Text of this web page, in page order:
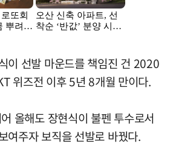
이 선발 마운드를 책임진 건 2020
위즈전 이후 5년 8개월 만이다.
올해도 장현식이 불펜 투수로서
여주자 보직을 선발로 바꿨다.